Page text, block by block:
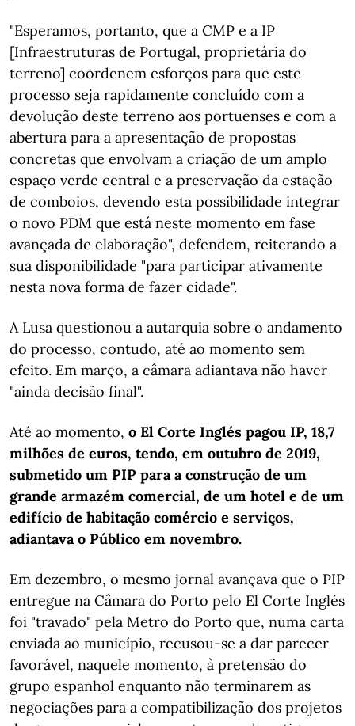
"Esperamos, portanto, que a CMP e a IP
[Infraestruturas de Portugal, proprietária do
terreno] coordenem esforços para que este
processo seja rapidamente concluído com a
devolução deste terreno aos portuenses e com a
abertura para a apresentação de propostas
concretas que envolvam a criação de um amplo
espaço verde central e a preservação da estação
de comboios, devendo esta possibilidade integrar
o novo PDM que está neste momento em fase
avançada de elaboração", defendem, reiterando a
sua disponibilidade "para participar ativamente
nesta nova forma de fazer cidade".
A Lusa questionou a autarquia sobre o andamento
do processo, contudo, até ao momento sem
efeito. Em março, a câmara adiantava não haver
"ainda decisão final".
Até ao momento, o El Corte Inglés pagou IP, 18,7
milhões de euros, tendo, em outubro de 2019,
submetido um PIP para a construção de um
grande armazém comercial, de um hotel e de um
edifício de habitação comércio e serviços,
adiantava o Público em novembro.
Em dezembro, o mesmo jornal avançava que o PIP
entregue na Câmara do Porto pelo El Corte Inglés
foi "travado" pela Metro do Porto que, numa carta
enviada ao município, recusou-se a dar parecer
favorável, naquele momento, à pretensão do
grupo espanhol enquanto não terminarem as
negociações para a compatibilização dos projetos